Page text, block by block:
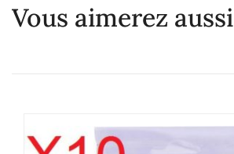
Vous aimerez aussi